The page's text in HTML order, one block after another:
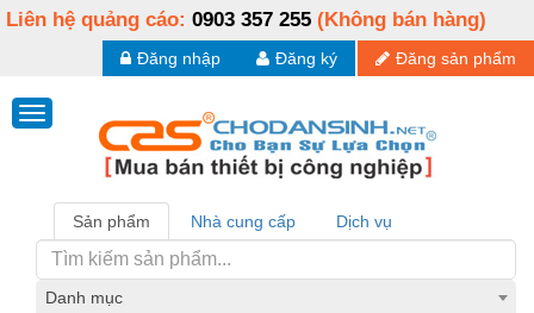
Liên hệ quảng cáo: 0903 357 255 (Không bán hàng)
Đăng sản phẩm
Đăng ký
Đăng nhập
Sản phẩm Nhà cung cấp Dịch vụ
Danh mục